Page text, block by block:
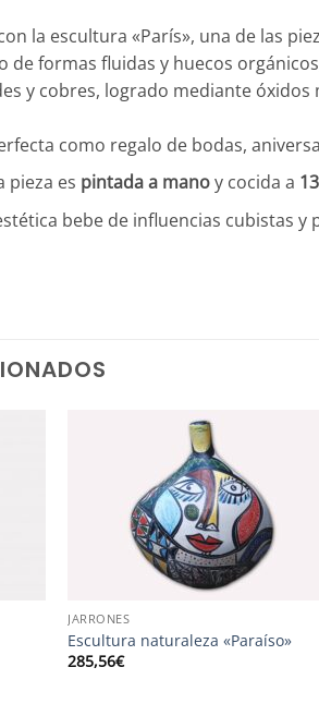
la escultura «París», una de las
de formas fluidas y huecos
y cobres, logrado mediante
como regalo de bodas,
pieza es pintada a manoy cocida a
bebe de influencias cubistas
JARRONES
Escultura naturaleza «Paraíso»
285,56€